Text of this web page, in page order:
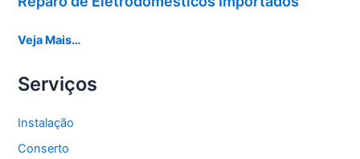
Veja Mais…
Serviços
Instalação
Conserto